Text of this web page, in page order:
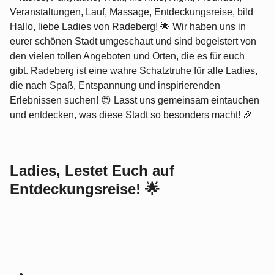
Hallo, liebe Ladies von Radeberg! 🌟 Wir haben uns in
eurer schönen Stadt umgeschaut und sind begeistert von
den vielen tollen Angeboten und Orten, die es für euch
gibt. Radeberg ist eine wahre Schatztruhe für alle Ladies,
die nach Spaß, Entspannung und inspirierenden
Erlebnissen suchen! 😍 Lasst uns gemeinsam eintauchen
und entdecken, was diese Stadt so besonders macht! 🎉
Ladies, Lestet Euch auf
Entdeckungsreise! 🌟